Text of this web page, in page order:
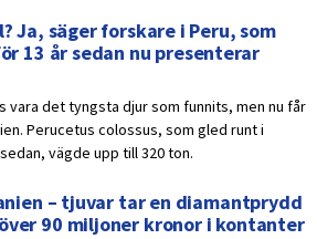
Ja, säger forskare i Peru, som
13 år sedan nu presenterar
vara det tyngsta djur som funnits, men nu får
Perucetus colossus, som gled runt i
vägde upp till 320 ton.
– tjuvar tar en diamantprydd
90 miljoner kronor i kontanter